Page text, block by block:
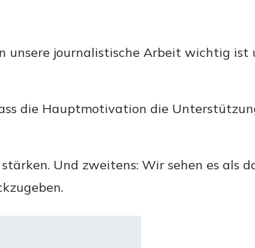
unsere journalistische Arbeit wichtig ist
die Hauptmotivation die
Und zweitens: Wir sehen es als